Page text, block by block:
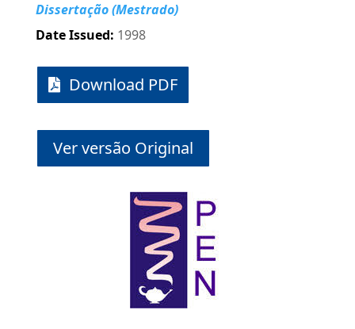
Dissertação (Mestrado)
Date Issued: 1998
Download PDF
Ver versão Original